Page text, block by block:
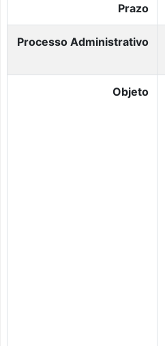
Prazo
Processo Administrativo
Objeto